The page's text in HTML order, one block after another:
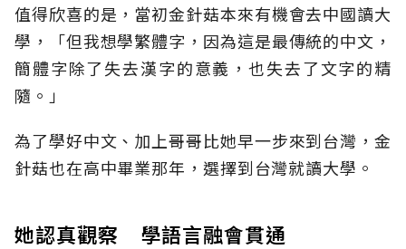
值得欣喜的是，當初金針菇本來有機會去中國讀大
學，「但我想學繁體字，因為這是最傳統的中文，
簡體字除了失去漢字的意義，也失去了文字的精
隨。」
為了學好中文、加上哥哥比她早一步來到台灣，金
針菇也在高中畢業那年，選擇到台灣就讀大學。
她認真觀察 學語言融會貫通